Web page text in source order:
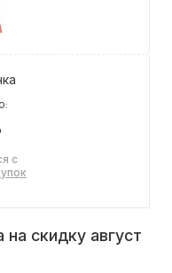
с
скидку август